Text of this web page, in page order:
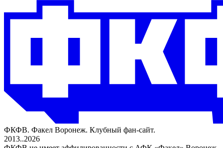
ФКФВ. Факел Воронеж. Клубный фан-сайт.
2013..2026